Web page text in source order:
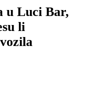
u Luci Bar,
li